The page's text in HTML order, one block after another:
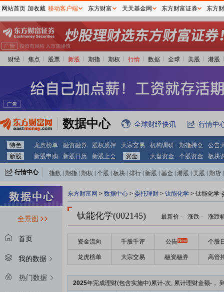
财经 焦点 股票 新股 期指 期权 行情 数据 全球 美股 港股
数据中心 全球财经快讯 行情中
特色 龙虎榜单 融资融券 股权质押 大宗交易 机构调研 期指持仓
公告
新股
新股申购 新股日历 新股上会 资金 大盘资金 个股资金 板块
行情中心 指数 期指 期权 个股 板块 排行 新股 基金 港股 美股 期货
全景图
首页
我的数据
热门数据
东方财富网 > 数据中心 > 委托理财 > 钛能化学 > 钛能化学-
钛能化学(002145) 最新价 - 涨跌 - 涨跌
资金流向 千股千评 公告 个股
龙虎榜单 大宗交易 融资融券 高管
2025年完成理财(包含实施中)累计-次, 累计理财金额-，
网站首页 加收藏 移动客户端 东方财富 天天基金网 东方财富证券 东方